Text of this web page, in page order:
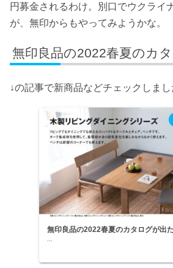
円募金されるわけ。別口でウクライ
が、無印からもやってみようかな。
無印良品の2022春夏のカ
↓の記事で新商品などチェックしまし
無印良品の2022春夏のカタログが出